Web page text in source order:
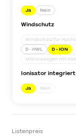
Ja Nein
Windschutz
Windschutz für
D - HWL
D - ION
Mikrowaagen mit
Ionisator integriert
Ja Nein
Listenpreis